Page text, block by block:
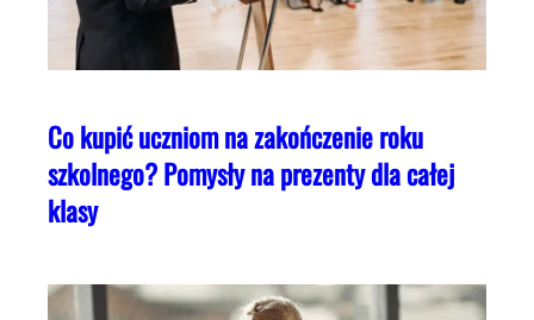
Co kupić uczniom na zakończenie roku
szkolnego? Pomysły na prezenty dla całej
klasy